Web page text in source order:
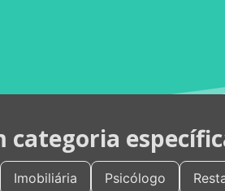
categoria
Imobiliária Psicólogo